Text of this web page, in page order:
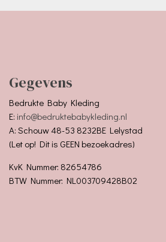
Gegevens
Bedrukte Baby Kleding
E: info@bedruktebabykleding.nl
A: Schouw 48-53 8232BE Lelystad
(Let op! Dit is GEEN bezoekadres)
KvK Nummer: 82654786
BTW Nummer: NL003709428B02